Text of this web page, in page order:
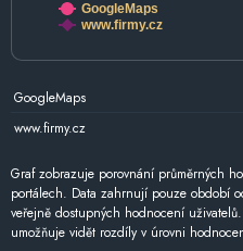
GoogleMaps
www.firmy.cz
GoogleMaps
www.firmy.cz
Graf zobrazuje porovnání průměrných
portálech. Data zahrnují pouze období
veřejně dostupných hodnocení
umožňuje vidět rozdíly v úrovni